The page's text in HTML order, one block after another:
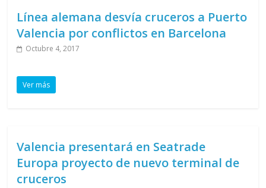
Línea alemana desvía cruceros a Puerto
Valencia por conflictos en Barcelona
Octubre 4, 2017
Ver más
Valencia presentará en Seatrade
Europa proyecto de nuevo terminal de
cruceros